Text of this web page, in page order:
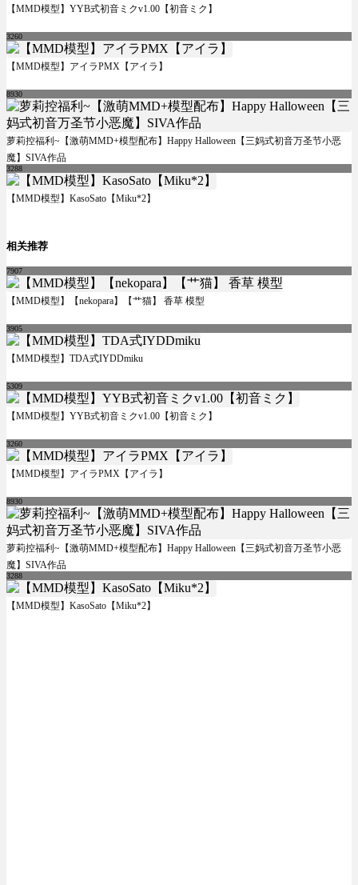
【MMD模型】YYB式初音ミクv1.00【初音ミク】
3260
【MMD模型】アイラPMX【アイラ】
8930
萝莉控福利~【激萌MMD+模型配布】Happy Halloween【三妈式初音万圣节小恶
魔】SIVA作品
3288
【MMD模型】KasoSato【Miku*2】
相关推荐
7907
【MMD模型】【nekopara】【艹猫】 香草 模型
3905
【MMD模型】TDA式IYDDmiku
5309
【MMD模型】YYB式初音ミクv1.00【初音ミク】
3260
【MMD模型】アイラPMX【アイラ】
8930
萝莉控福利~【激萌MMD+模型配布】Happy Halloween【三妈式初音万圣节小恶
魔】SIVA作品
3288
【MMD模型】KasoSato【Miku*2】